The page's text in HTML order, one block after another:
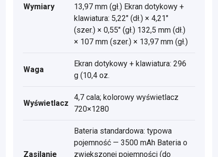
Wymiary
13,97 mm (gł.) Ekran dotykowy +
klawiatura: 5,22" (dł.) × 4,21"
(szer.) × 0,55" (gł.) 132,5 mm (dł.)
× 107 mm (szer.) × 13,97 mm (gł.)
Waga
Ekran dotykowy + klawiatura: 296
g (10,4 oz.
Wyświetlacz
4,7 cala; kolorowy wyświetlacz
720×1280
Zasilanie
Bateria standardowa: typowa
pojemność — 3500 mAh Bateria o
zwiększonej pojemności (do